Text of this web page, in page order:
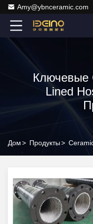
Amy@ybnceramic.com
Lined
Дом> Продукты>